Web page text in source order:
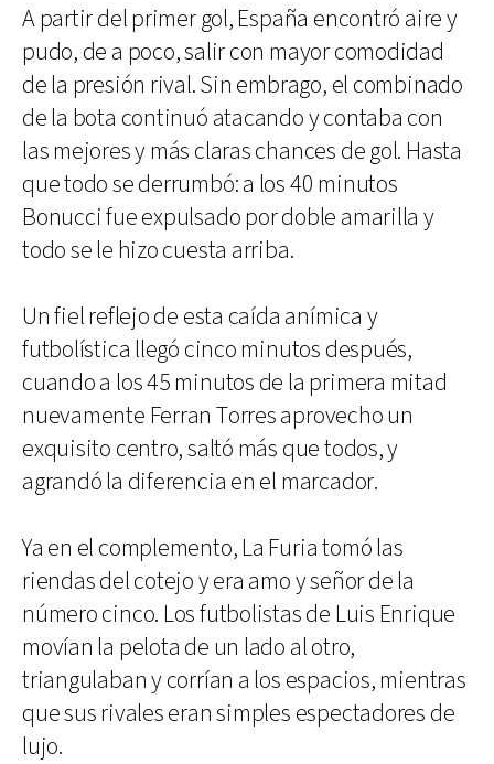
A partir del primer gol, España encontró aire y
pudo, de a poco, salir con mayor comodidad
de la presión rival. Sin embrago, el combinado
de la bota continuó atacando y contaba con
las mejores y más claras chances de gol. Hasta
que todo se derrumbó: a los 40 minutos
Bonucci fue expulsado por doble amarilla y
todo se le hizo cuesta arriba.
Un fiel reflejo de esta caída anímica y
futbolística llegó cinco minutos después,
cuando a los 45 minutos de la primera mitad
nuevamente Ferran Torres aprovecho un
exquisito centro, saltó más que todos, y
agrandó la diferencia en el marcador.
Ya en el complemento, La Furia tomó las
riendas del cotejo y era amo y señor de la
número cinco. Los futbolistas de Luis Enrique
movían la pelota de un lado al otro,
triangulaban y corrían a los espacios, mientras
que sus rivales eran simples espectadores de
lujo.